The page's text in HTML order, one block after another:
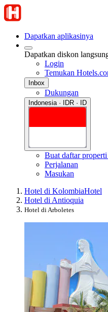
Dapatkan aplikasinya
Dapatkan diskon
Login
Temukan
Inbox
Dukungan
Indonesia · IDR · ID
Buat daftar
Perjalanan
Masukan
Hotel di KolombiaHotel
Hotel di Antioquia
Hotel di Arboletes